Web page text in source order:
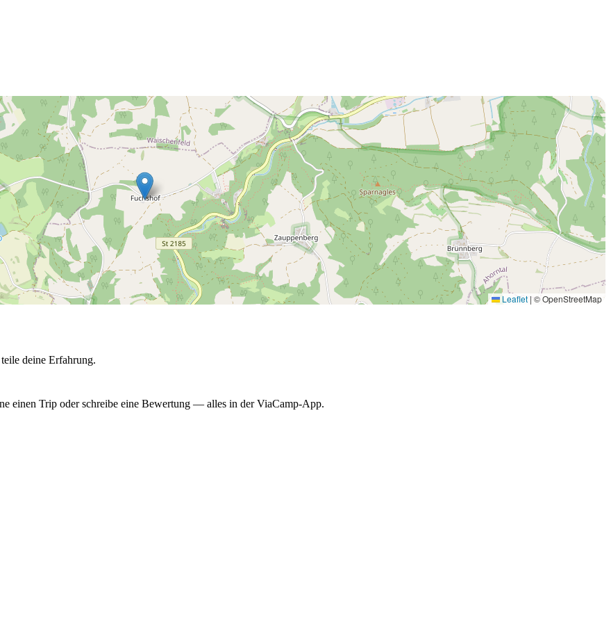
Leaflet | © OpenStreetMap
deine Erfahrung.
einen Trip oder schreibe eine Bewertung — alles in der ViaCamp-App.